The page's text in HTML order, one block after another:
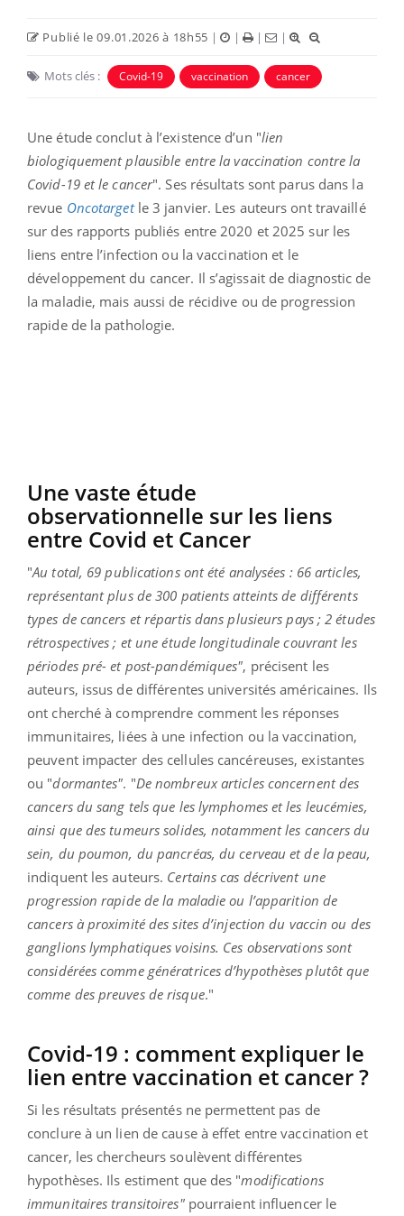
Publié le 09.01.2026 à 18h55 | | | |
Mots clés : Covid-19 vaccination cancer
Une étude conclut à l’existence d’un "lien
biologiquement plausible entre la vaccination contre la
Covid-19 et le cancer". Ses résultats sont parus dans la
revue Oncotargetle 3 janvier. Les auteurs ont travaillé
sur des rapports publiés entre 2020 et 2025 sur les
liens entre l’infection ou la vaccination et le
développement du cancer. Il s’agissait de diagnostic de
la maladie, mais aussi de récidive ou de progression
rapide de la pathologie.
Une vaste étude
observationnelle sur les liens
entre Covid et Cancer
"Au total, 69 publications ont été analysées : 66 articles,
représentant plus de 300 patients atteints de différents
types de cancers et répartis dans plusieurs pays ; 2 études
rétrospectives ; et une étude longitudinale couvrant les
périodes pré- et post-pandémiques", précisent les
auteurs, issus de différentes universités américaines. Ils
ont cherché à comprendre comment les réponses
immunitaires, liées à une infection ou la vaccination,
peuvent impacter des cellules cancéreuses, existantes
ou "dormantes". "De nombreux articles concernent des
cancers du sang tels que les lymphomes et les leucémies,
ainsi que des tumeurs solides, notamment les cancers du
sein, du poumon, du pancréas, du cerveau et de la peau,
indiquent les auteurs. Certains cas décrivent une
progression rapide de la maladie ou l’apparition de
cancers à proximité des sites d’injection du vaccin ou des
ganglions lymphatiques voisins. Ces observations sont
considérées comme génératrices d’hypothèses plutôt que
comme des preuves de risque."
Covid-19 : comment expliquer le
lien entre vaccination et cancer ?
Si les résultats présentés ne permettent pas de
conclure à un lien de cause à effet entre vaccination et
cancer, les chercheurs soulèvent différentes
hypothèses. Ils estiment que des "modifications
immunitaires transitoires"pourraient influencer le